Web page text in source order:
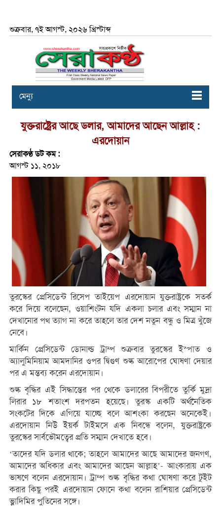
শুক্রবার, ৭ই আগস্ট, ২০২৬ খ্রিস্টাব্দ
মেন্যু
যুক্তরাষ্ট্রের আছে ডলার, আমাদের আছেন আল্লাহ :
এরদোয়ান
সেরাকণ্ঠ ডট কম :
আগস্ট ১১, ২০১৮
তুরস্কের প্রেসিডেন্ট রিসেপ তাইয়েপ এরদোয়ান যুক্তরাষ্ট্রকে সতর্ক
করে দিয়ে বলেছেন, ওয়াশিংটন যদি একলা চলার এবং সম্মান না
দেখানোর পথ ত্যাগ না করে তাহলে তার দেশ নতুন বন্ধু ও মিত্র খুঁজে
নেবে।
মার্কিন প্রেসিডেন্ট ডোনাল্ড ট্রাম্প শুক্রবার তুরস্কের ইস্পাত ও
অ্যালুমিনিয়াম আমদানির ওপর দ্বিগুণ শুল্ক আরোপের ঘোষণা দেয়ার
পর এ মন্তব্য করেন এরদোয়ান।
শুল্ক বৃদ্ধির এই সিদ্ধান্তের পর থেকে ডলারের বিপরীতে তুর্কি মুদ্রা
লিরার ১৮ শতাংশ দরপতন হয়েছে। তুরস্ক একটি অর্থনৈতিক
সংকটের দিকে এগিয়ে যাচ্ছে বলে আশংকা করছেন অনেকেই।
এরদোয়ান নিউ ইয়র্ক টাইমসে এক নিবন্ধে বলেন, যুক্তরাষ্ট্রকে
তুরস্কের সার্বভৌমত্বের প্রতি সম্মান দেখাতে হবে।
‘তাদের যদি ডলার থাকে; তাহলে আমাদের আছে আমাদের জনগণ,
আমাদের অধিকার এবং আমাদের আছেন আল্লাহ’- আংকারায় এক
ভাষণে বলেন এরদোয়ান। ট্রাম্প শুল্ক বৃদ্ধির কথা ঘোষণা করে টুইট
করার কিছু পরই এরদোয়ান ফোনে কথা বলেন রাশিয়ার প্রেসিডেন্ট
ভ্লাদিমির পুতিনের সঙ্গে।